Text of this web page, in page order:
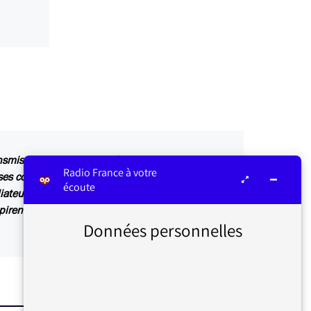
au service concerné par vos questions ou
contributions sont relayées sur les antennes
ou dans Les infos du médiateur, lettre
également des articles explicatifs à
Radio France à votre
écoute
Données personnelles